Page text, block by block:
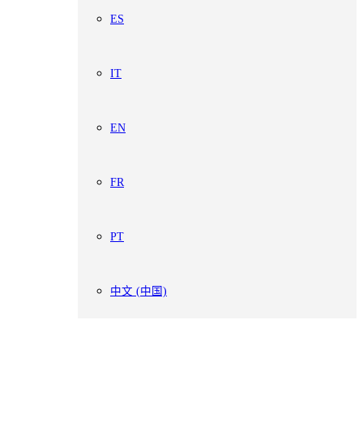
ES
IT
EN
FR
PT
中文 (中国)